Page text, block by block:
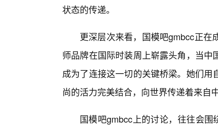
状态的传递。
更深层次来看，国模吧gmbcc正在
师品牌在国际时装周上崭露头角，当
成为了连接这一切的关键桥梁。她们
尚的活力完美结合，向世界传递着来自
国模吧gmbcc上的讨论，往往会围